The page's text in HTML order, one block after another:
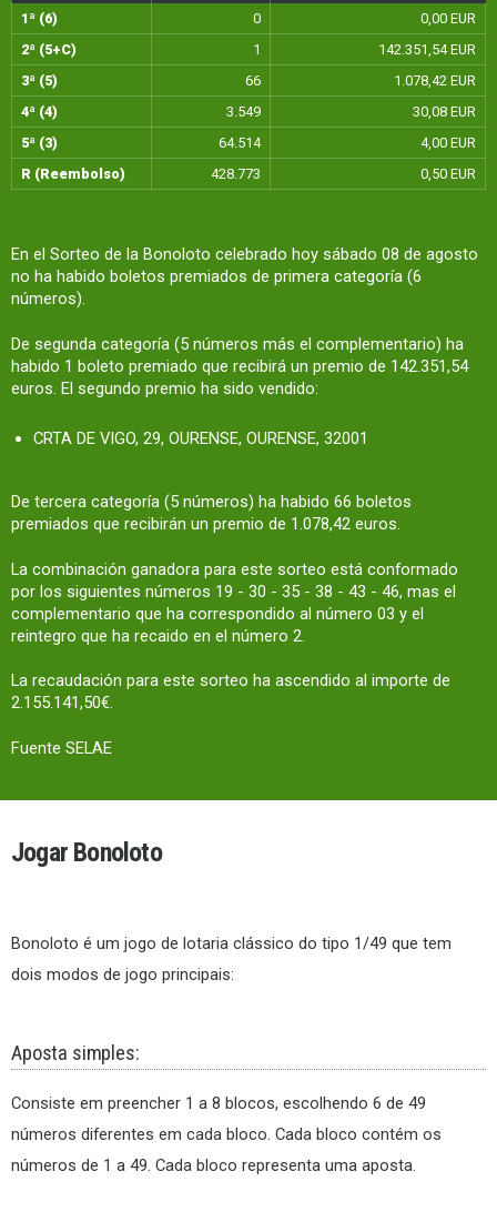
1ª (6)
0
0,00 EUR
2ª (5+C)
1
142.351,54 EUR
3ª (5)
66
1.078,42 EUR
4ª (4)
3.549
30,08 EUR
5ª (3)
64.514
4,00 EUR
R (Reembolso)
428.773 0,50 EUR
En el Sorteo de la Bonoloto celebrado hoy sábado 08 de agosto
no ha habido boletos premiados de primera categoría (6
números).
De segunda categoría (5 números más el complementario) ha
habido 1 boleto premiado que recibirá un premio de 142.351,54
euros. El segundo premio ha sido vendido:
CRTA DE VIGO, 29, OURENSE, OURENSE, 32001
De tercera categoría (5 números) ha habido 66 boletos
premiados que recibirán un premio de 1.078,42 euros.
La combinación ganadora para este sorteo está conformado
por los siguientes números 19 - 30 - 35 - 38 - 43 - 46, mas el
complementario que ha correspondido al número 03 y el
reintegro que ha recaido en el número 2.
La recaudación para este sorteo ha ascendido al importe de
2.155.141,50€.
Fuente SELAE
Jogar Bonoloto
Bonoloto é um jogo de lotaria clássico do tipo 1/49 que tem
dois modos de jogo principais:
Aposta simples:
Consiste em preencher 1 a 8 blocos, escolhendo 6 de 49
números diferentes em cada bloco. Cada bloco contém os
números de 1 a 49. Cada bloco representa uma aposta.